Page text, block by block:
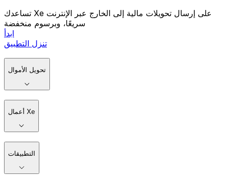
تساعدك Xe على إرسال تحويلات مالية إلى الخارج عبر الإنترنت
سريعًا، وبرسوم منخفضة
ابدأ
تنزل التطبيق
تحويل الأموال
أعمال Xe
التطبيقات